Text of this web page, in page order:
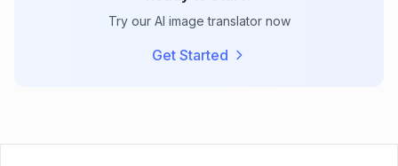
Try our AI image translator now
Get Started